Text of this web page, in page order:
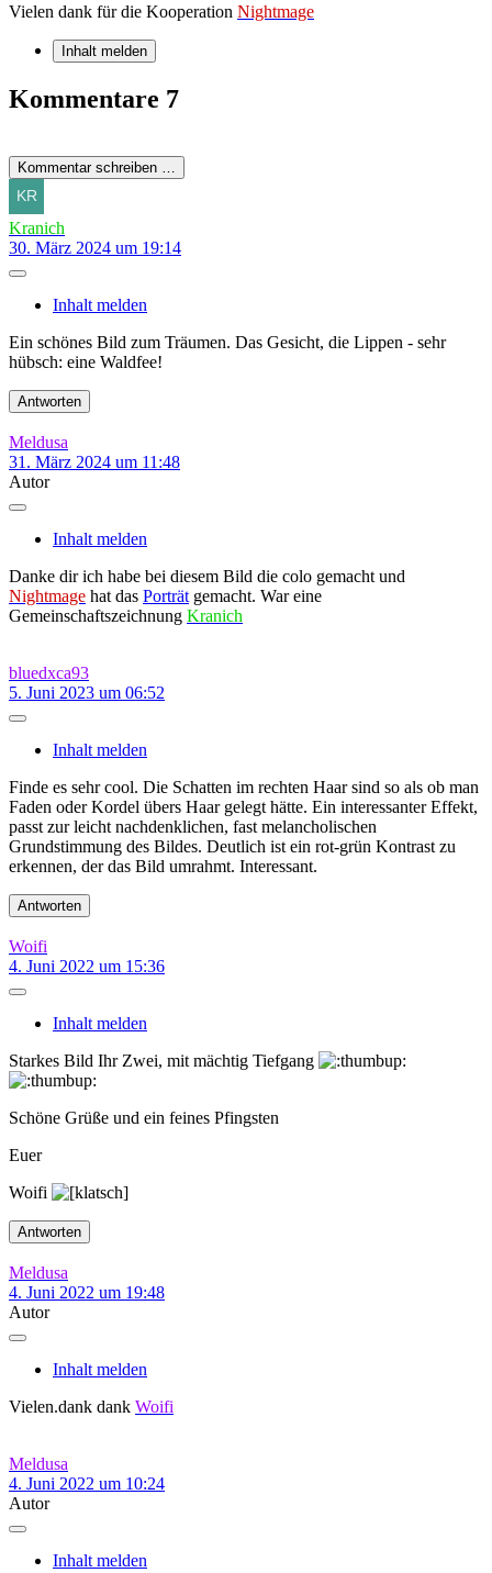
Vielen dank für die Kooperation Nightmage
Inhalt melden
Kommentare 7
Kommentar schreiben …
Kranich
30. März 2024 um 19:14
Inhalt melden
Ein schönes Bild zum Träumen. Das Gesicht, die Lippen - sehr
hübsch: eine Waldfee!
Antworten
Meldusa
31. März 2024 um 11:48
Autor
Inhalt melden
Danke dir ich habe bei diesem Bild die colo gemacht und
Nightmage hat das Porträt gemacht. War eine
Gemeinschaftszeichnung Kranich
bluedxca93
5. Juni 2023 um 06:52
Inhalt melden
Finde es sehr cool. Die Schatten im rechten Haar sind so als ob man
Faden oder Kordel übers Haar gelegt hätte. Ein interessanter Effekt,
passt zur leicht nachdenklichen, fast melancholischen
Grundstimmung des Bildes. Deutlich ist ein rot-grün Kontrast zu
erkennen, der das Bild umrahmt. Interessant.
Antworten
Woifi
4. Juni 2022 um 15:36
Inhalt melden
Starkes Bild Ihr Zwei, mit mächtig Tiefgang
Schöne Grüße und ein feines Pfingsten
Euer
Woifi
Antworten
Meldusa
4. Juni 2022 um 19:48
Autor
Inhalt melden
Vielen.dank dank Woifi
Meldusa
4. Juni 2022 um 10:24
Autor
Inhalt melden